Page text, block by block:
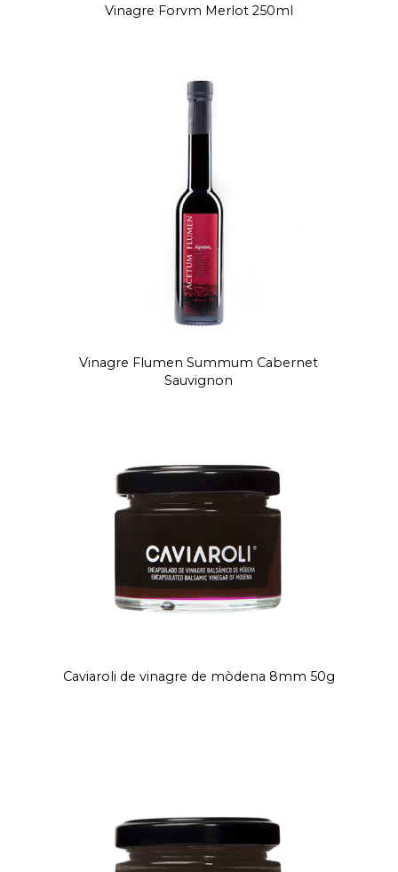
Vinagre Forvm Merlot 250ml
Vinagre Flumen Summum Cabernet
Sauvignon
Caviaroli de vinagre de mòdena 8mm 50g